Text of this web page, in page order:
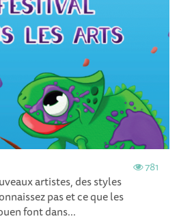
781
artistes, des styles
pas et ce que les
font dans...